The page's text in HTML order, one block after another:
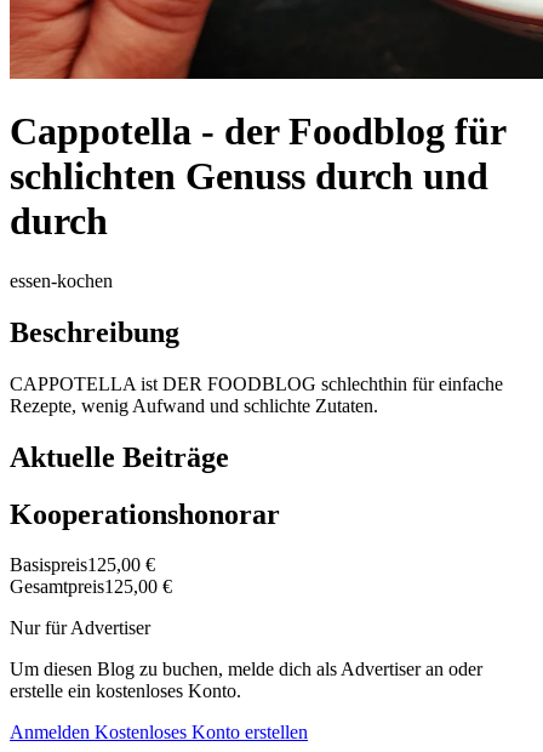
Cappotella - der Foodblog für
schlichten Genuss durch und
durch
essen-kochen
Beschreibung
CAPPOTELLA ist DER FOODBLOG schlechthin für einfache
Rezepte, wenig Aufwand und schlichte Zutaten.
Aktuelle Beiträge
Kooperationshonorar
Basispreis125,00 €
Gesamtpreis125,00 €
Nur für Advertiser
Um diesen Blog zu buchen, melde dich als Advertiser an oder
erstelle ein kostenloses Konto.
Anmelden Kostenloses Konto erstellen